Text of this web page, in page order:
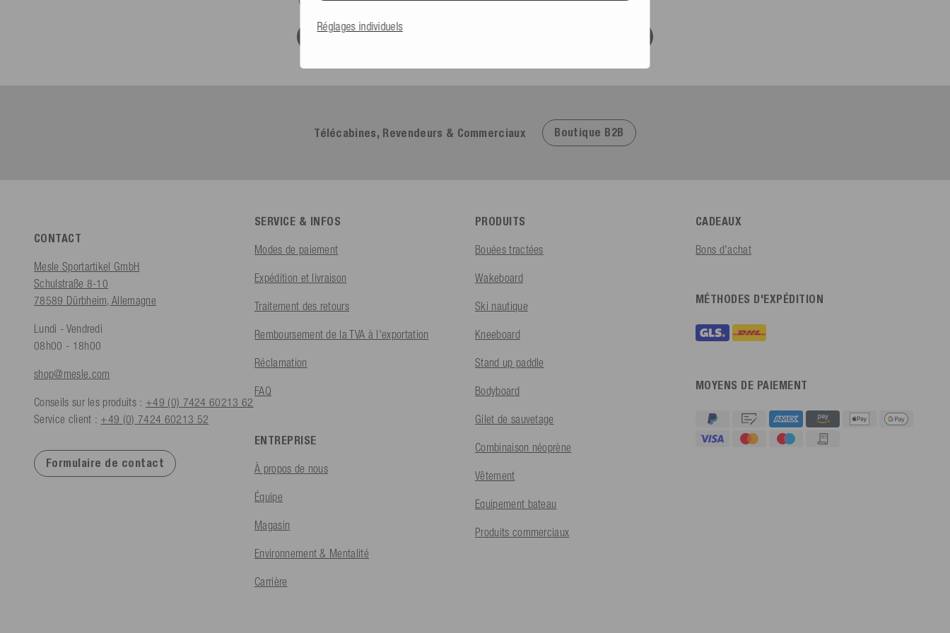
Télécabines, Revendeurs & Commerciaux Boutique B2B
CONTACT
Mesle Sportartikel GmbH
Schulstraße 8-10
78589 Dürbheim, Allemagne
Lundi - Vendredi
08h00 - 18h00
shop@mesle.com
Conseils sur les produits : +49 (0) 7424 60213 62
Service client : +49 (0) 7424 60213 52
Formulaire de contact
SERVICE & INFOS
Modes de paiement
Expédition et livraison
Traitement des retours
Remboursement de la TVA à l'exportation
Réclamation
FAQ
ENTREPRISE
À propos de nous
Équipe
Magasin
Environnement & Mentalité
Carrière
PRODUITS
Bouées tractées
Wakeboard
Ski nautique
Kneeboard
Stand up paddle
Bodyboard
Gilet de sauvetage
Combinaison néoprène
Vêtement
Equipement bateau
Produits commerciaux
CADEAUX
Bons d'achat
MÉTHODES D'EXPÉDITION
MOYENS DE PAIEMENT
Réglages individuels
4,91 Évaluation 623 Avis